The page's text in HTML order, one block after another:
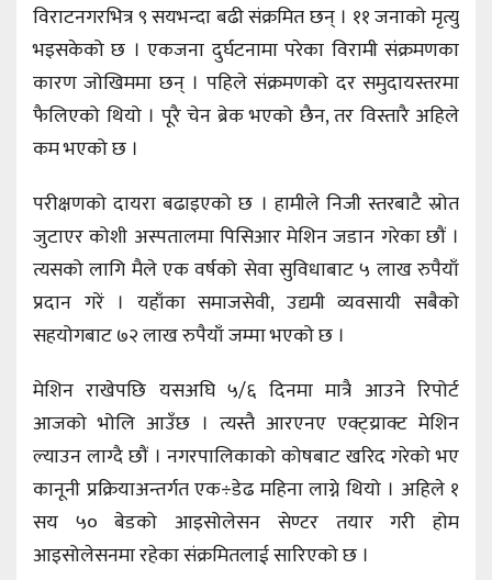
विराटनगरभित्र ९ सयभन्दा बढी संक्रमित छन् । ११ जनाको मृत्यु
भइसकेको छ । एकजना दुर्घटनामा परेका विरामी संक्रमणका
कारण जोखिममा छन् । पहिले संक्रमणको दर समुदायस्तरमा
फैलिएको थियो । पूरै चेन ब्रेक भएको छैन, तर विस्तारै अहिले
कम भएको छ ।
परीक्षणको दायरा बढाइएको छ । हामीले निजी स्तरबाटै स्रोत
जुटाएर कोशी अस्पतालमा पिसिआर मेशिन जडान गरेका छौं ।
त्यसको लागि मैले एक वर्षको सेवा सुविधाबाट ५ लाख रुपैयाँ
प्रदान गरें । यहाँका समाजसेवी, उद्यमी व्यवसायी सबैको
सहयोगबाट ७२ लाख रुपैयाँ जम्मा भएको छ ।
मेशिन राखेपछि यसअघि ५/६ दिनमा मात्रै आउने रिपोर्ट
आजको भोलि आउँछ । त्यस्तै आरएनए एक्ट्य्राक्ट मेशिन
ल्याउन लाग्दै छौं । नगरपालिकाको कोषबाट खरिद गरेको भए
कानूनी प्रक्रियाअन्तर्गत एक÷डेढ महिना लाग्ने थियो । अहिले १
सय ५० बेडको आइसोलेसन सेण्टर तयार गरी होम
आइसोलेसनमा रहेका संक्रमितलाई सारिएको छ ।